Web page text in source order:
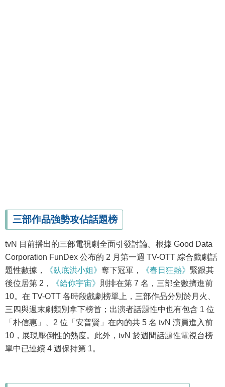
三部作品強勢攻佔話題榜
tvN 目前播出的三部電視劇全面引發討論。根據 Good Data
Corporation FunDex 公布的 2 月第一週 TV-OTT 綜合戲劇話
題性數據，
《臥底洪小姐》 奪下冠軍， 《春日狂熱》 緊跟其
後位居第 2，
《給你宇宙》 則排在第 7 名，三部全數擠進前
10。在 TV-OTT 各時段戲劇榜單上，三部作品分別於月火、
三四與週末劇類別拿下榜首；出演者話題性中也有包含 1 位
「朴信惠」、2 位「安普賢」在內的共 5 名 tvN 演員進入前
10，展現壓倒性的熱度。此外，tvN 於週間話題性電視台榜
單中已連續 4 週保持第 1。